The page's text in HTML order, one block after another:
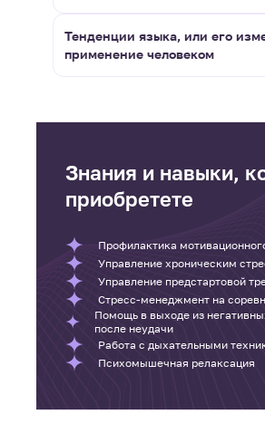
Тенденции языка, или его
применение человеком
Знания и навыки,
приобретете
Профилактика
Управление хроническим
Управление предстартовой
Стресс-менеджмент на
Помощь в выходе из
после неудачи
Работа с дыхательными
Психомышечная релаксация